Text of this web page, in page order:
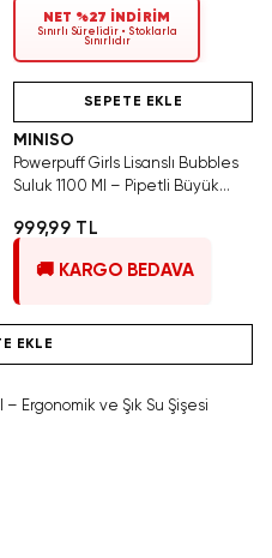
NET %27 İNDİRİM
Sınırlı Sürelidir • Stoklarla
Sınırlıdır
SEPETE EKLE
MINISO
Powerpuff Girls Lisanslı Bubbles
Suluk 1100 Ml – Pipetli Büyük
999,99 TL
🚚 KARGO BEDAVA
EKLE
Ergonomik ve Şık Su Şişesi